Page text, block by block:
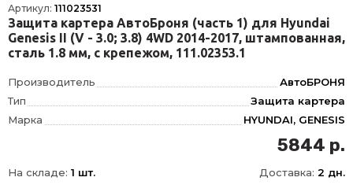
Артикул: 111023531
Защита картера АвтоБроня (часть 1) для Hyundai
Genesis II (V - 3.0; 3.8) 4WD 2014-2017, штампованная,
сталь 1.8 мм, с крепежом, 111.02353.1
Производитель
АвтоБРОНЯ
Тип
Защита картера
Марка
HYUNDAI, GENESIS
GENESIS, G80, G90
2014-2017, 2017-2020, 2016-2019
Материал
Сталь, Сталь
5844 р.
На складе: 1 шт. Доставка: 2 дн.